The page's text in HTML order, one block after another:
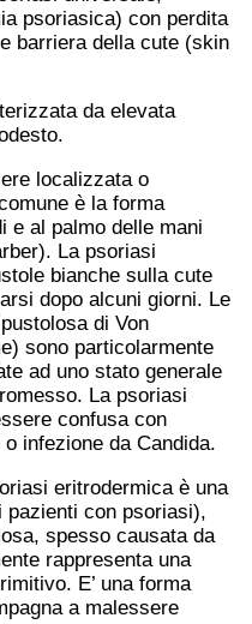
psoriasica) con perdita
barriera della cute (skin
da elevata
localizzata o
è la forma
e al palmo delle mani
La psoriasi
bianche sulla cute
dopo alcuni giorni. Le
di Von
sono particolarmente
ad uno stato generale
La psoriasi
confusa con
infezione da Candida.
eritrodermica è una
con psoriasi),
spesso causata da
rappresenta una
E’ una forma
a malessere